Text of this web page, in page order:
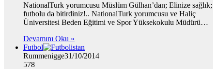
NationalTurk yorumcusu Müslüm Gülhan’dan; Elinize sağlık;
futbolu da bitirdiniz!.. NationalTurk yorumcusu ve Haliç
Üniversitesi Beden Eğitimi ve Spor Yüksekokulu Müdürü…
Devamını Oku »
Futbol
Rummenigge31/10/2014
578